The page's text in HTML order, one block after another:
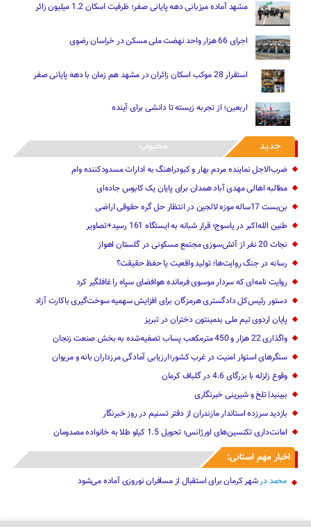
مشهد آماده میزبانی دهه پایانی صفر؛ ظرفیت اسکان 1.2 میلیون زائر
اجرای 66 هزار واحد نهضت ملی مسکن در خراسان رضوی
استقرار 28 موکب اسکان زائران در مشهد هم زمان با دهه پایانی صفر
اربعین؛ از تجربه زیسته تا دانشی برای آینده
جدید محبوب
ضرب‌الاجل نماینده مردم بهار و کبودراهنگ به ادارات مسدودکننده وام
مطالبه اهالی مهدی آباد همدان برای پایان یک کابوس جاده‌ای
بن‌بست 17ساله موزه لالجین در انتظار حل گره حقوقی اراضی
طنین الله‌اکبر در یاسوج؛ قرار شبانه به ایستگاه 161 رسید+تصاویر
نجات 20 نفر از آتش‌سوزی مجتمع مسکونی در گلستان اهواز
رسانه در جنگ روایت‌ها؛ تولید واقعیت یا حفظ حقیقت؟
روایت نامه‌ای که سردار موسوی فرمانده هوافضای سپاه را غافلگیر کرد
دستور رئیس‌کل دادگستری هرمزگان برای افزایش سهمیه سوخت‌گیری باکارت آزاد
پایان اردوی تیم ملی بدمینتون دختران در تبریز
واگذاری 22 هزار و 450 مترمکعب ‌پساب تصفیه‌شده به بخش صنعت زنجان
سنگرهای استوار امنیت در غرب کشور؛ارزیابی آمادگی مرزداران بانه و مریوان
وقوع زلزله با بزرگای 4.6 در گلباف کرمان
ببینید| تلخ و شیرینی خبرنگاری
بازدید سرزده ‌استاندار مازندران از دفتر تسنیم ‌در روز خبرنگار
امانت‌داری تکنسین‌های اورژانس؛ تحویل 1.5 کیلو طلا به خانواده مصدومان
اخبار مهم استانی:
محمد درشهر کرمان برای استقبال از مسافران نوروزی آماده می‌شود